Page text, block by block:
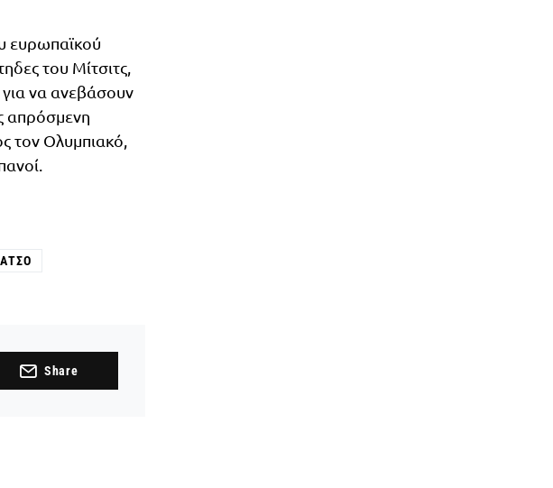
ευρωπαϊκού
του Μίτσιτς,
να ανεβάσουν
απρόσμενη
τον Ολυμπιακό,
Share